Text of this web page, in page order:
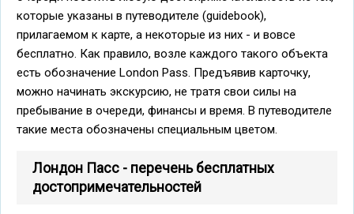
которые указаны в путеводителе (guidebook),
прилагаемом к карте, а некоторые из них - и вовсе
бесплатно. Как правило, возле каждого такого объекта
есть обозначение London Pass. Предъявив карточку,
можно начинать экскурсию, не тратя свои силы на
пребывание в очереди, финансы и время. В путеводителе
такие места обозначены специальным цветом.
Лондон Пасс - перечень бесплатных
достопримечательностей